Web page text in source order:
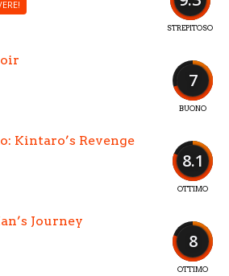
STREPITOSO
7
BUONO
8.1
OTTIMO
Kintaro’s Revenge
8
OTTIMO
Journey